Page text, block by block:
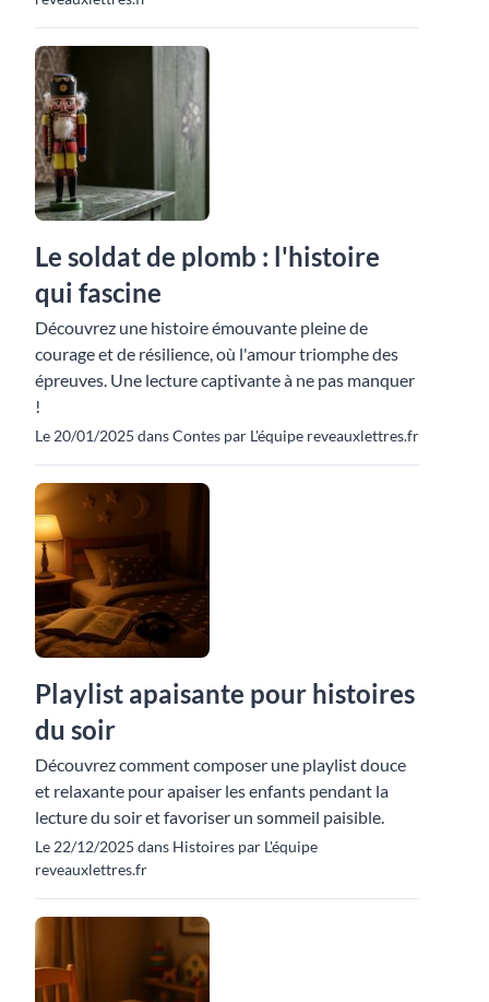
Le soldat de plomb : l'histoire
qui fascine
Découvrez une histoire émouvante pleine de
courage et de résilience, où l'amour triomphe des
épreuves. Une lecture captivante à ne pas manquer
!
Le 20/01/2025 dans Contes par L'équipe reveauxlettres.fr
Playlist apaisante pour histoires
du soir
Découvrez comment composer une playlist douce
et relaxante pour apaiser les enfants pendant la
lecture du soir et favoriser un sommeil paisible.
Le 22/12/2025 dans Histoires par L'équipe
reveauxlettres.fr